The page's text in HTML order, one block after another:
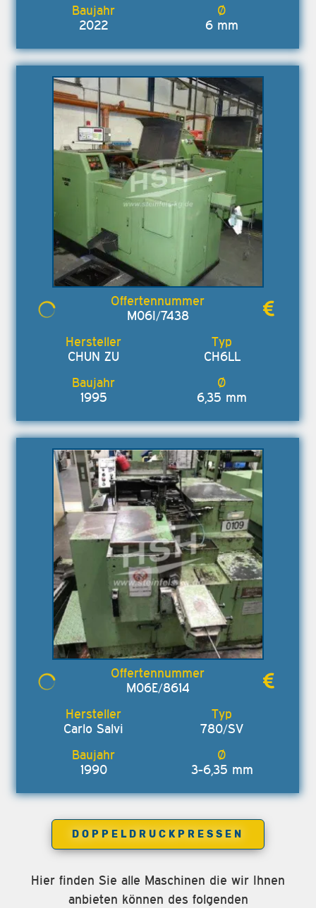
2022 6 mm
M06I/7438
CHUN ZU CH6LL
1995 6,35 mm
M06E/8614
Carlo Salvi 780/SV
1990 3-6,35 mm
DOPPELDRUCKPRESSEN
Hier finden Sie alle Maschinen die wir Ihnen
anbieten können des folgenden